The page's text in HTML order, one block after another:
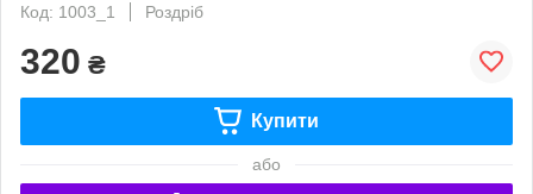
Код: 1003_1
Роздріб
320 ₴
Купити
або